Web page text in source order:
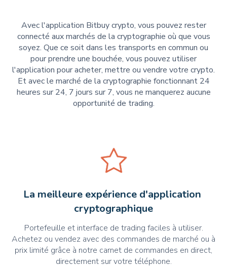
Avec l'application Bitbuy crypto, vous pouvez rester
connecté aux marchés de la cryptographie où que vous
soyez. Que ce soit dans les transports en commun ou
pour prendre une bouchée, vous pouvez utiliser
l'application pour acheter, mettre ou vendre votre crypto.
Et avec le marché de la cryptographie fonctionnant 24
heures sur 24, 7 jours sur 7, vous ne manquerez aucune
opportunité de trading.
La meilleure expérience d'application
cryptographique
Portefeuille et interface de trading faciles à utiliser.
Achetez ou vendez avec des commandes de marché ou à
prix limité grâce à notre carnet de commandes en direct,
directement sur votre téléphone.